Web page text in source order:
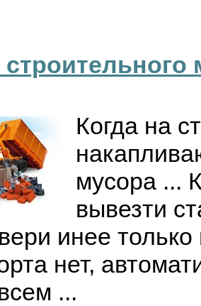
Когда на
мусора ...
вывезти
инее
нет,
...